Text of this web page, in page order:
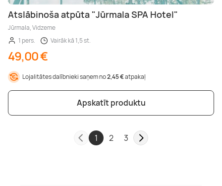
Atslābinoša atpūta "Jūrmala SPA Hotel"
Jūrmala, Vidzeme
1 pers.
Vairāk kā 1,5 st.
49,00 €
Lojalitātes dalībnieki saņem no2,45 €atpakaļ
Apskatīt produktu
1 2 3